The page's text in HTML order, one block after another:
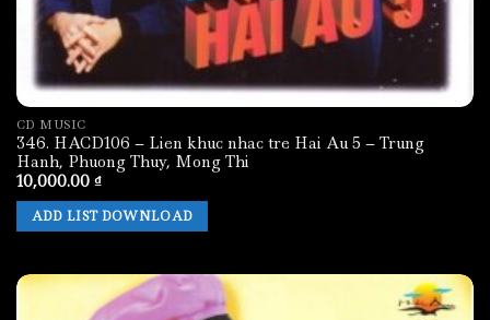
CD MUSIC
346. HACD106 – Lien khuc nhac tre Hai Au 5 – Trung
Hanh, Phuong Thuy, Mong Thi
10,000.00 ₫
ADD LIST DOWNLOAD